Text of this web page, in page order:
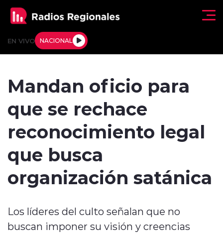
EN VIVO NACIONAL
Deportes
Internacional
Entrevistas
Mandan oficio para
que se rechace
reconocimiento legal
que busca
organización satánica
Los líderes del culto señalan que no
buscan imponer su visión y creencias